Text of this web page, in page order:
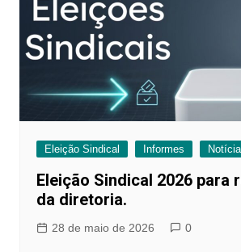
Eleição Sindical Informes
Eleição Sindical 2026 para
da diretoria.
28 de maio de 2026 0